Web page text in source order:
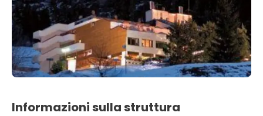
Informazioni sulla struttura